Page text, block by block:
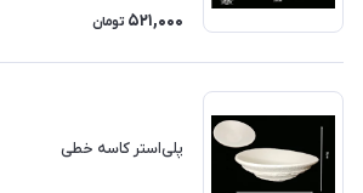
521,000 تومان
پلی‌استر کاسه خطی